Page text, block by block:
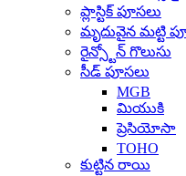
ప్లాస్టిక్ పూసలు
మృదువైన మట్టి
రైన్స్టోన్ గొలుసు
సీడ్ పూసలు
MGB
మియుకి
ప్రెసియోసా
TOHO
కుట్టిన రాయి